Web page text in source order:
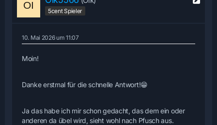
5cent Spieler
10. Mai 2026 um 11:07
Moin!
Danke erstmal für die schnelle Antwort!😁
Ja das habe ich mir schon gedacht, das dem ein oder
anderen da übel wird, sieht wohl nach Pfusch aus.